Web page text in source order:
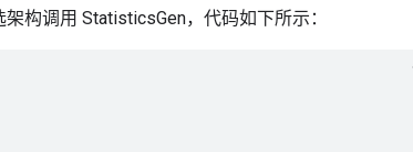
构调用 StatisticsGen，代码如下所示：